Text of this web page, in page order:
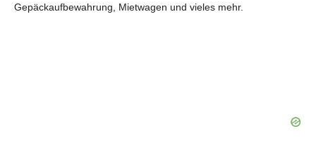
Gepäckaufbewahrung, Mietwagen und vieles mehr.